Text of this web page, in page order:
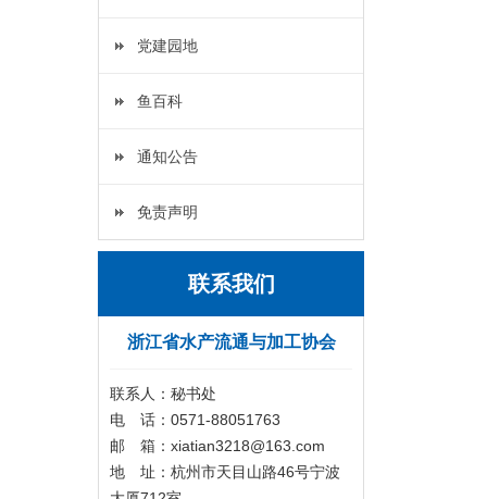
党建园地
鱼百科
通知公告
免责声明
联系我们
浙江省水产流通与加工协会
联系人：秘书处
电 话：0571-88051763
邮 箱：xiatian3218@163.com
地 址：杭州市天目山路46号宁波